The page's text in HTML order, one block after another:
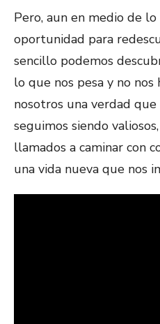
Pero, aun en medio de
oportunidad para
sencillo podemos
lo que nos pesa y no nos
nosotros una verdad que
seguimos siendo
llamados a caminar con
una vida nueva que nos